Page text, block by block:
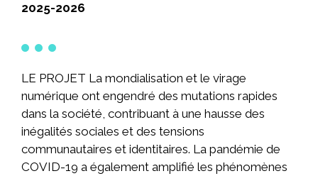
2025-2026
LE PROJET La mondialisation et le virage
numérique ont engendré des mutations rapides
dans la société, contribuant à une hausse des
inégalités sociales et des tensions
communautaires et identitaires. La pandémie de
COVID-19 a également amplifié les phénomènes